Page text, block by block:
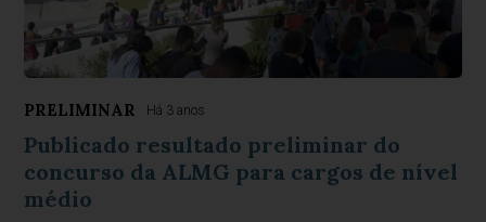
PRELIMINAR Há 3 anos
Publicado resultado preliminar do
concurso da ALMG para cargos de nível
médio